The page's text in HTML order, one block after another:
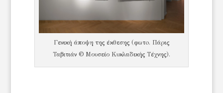
Γενική άποψη της έκθεσης (φωτo. Πάρις
Ταβιτιάν © Μουσείο Κυκλαδικής Τέχνης).